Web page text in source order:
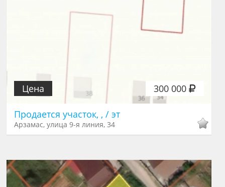
300 000
Цена
Продается участок, , / эт
Арзамас, улица 9-я линия, 34